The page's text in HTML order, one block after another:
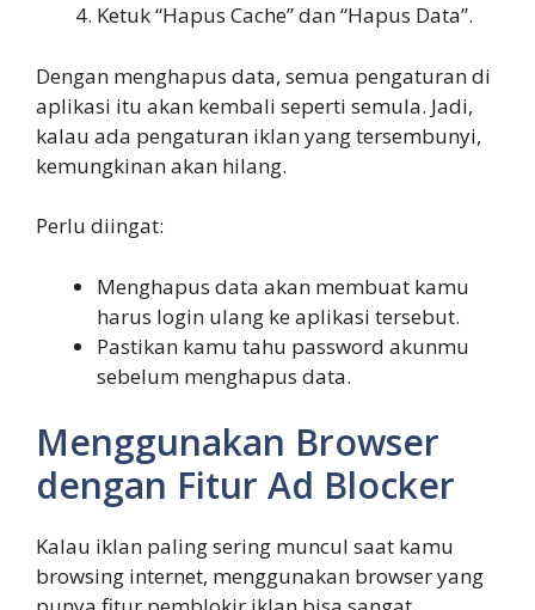
Ketuk “Hapus Cache” dan “Hapus Data”.
Dengan menghapus data, semua pengaturan di
aplikasi itu akan kembali seperti semula. Jadi,
kalau ada pengaturan iklan yang tersembunyi,
kemungkinan akan hilang.
Perlu diingat:
Menghapus data akan membuat kamu
harus login ulang ke aplikasi tersebut.
Pastikan kamu tahu password akunmu
sebelum menghapus data.
Menggunakan Browser
dengan Fitur Ad Blocker
Kalau iklan paling sering muncul saat kamu
browsing internet, menggunakan browser yang